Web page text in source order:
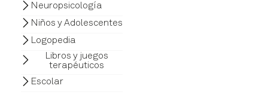
Neuropsicología
Niños y Adolescentes
Logopedia
Libros y juegos
terapéuticos
Escolar